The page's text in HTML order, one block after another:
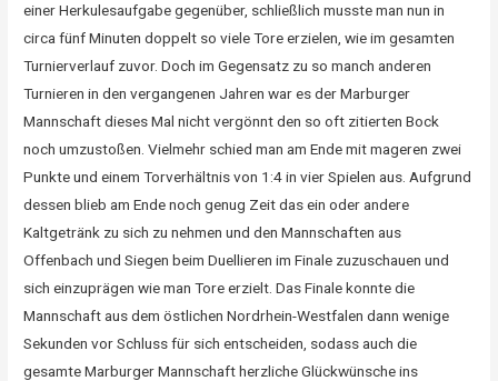
einer Herkulesaufgabe gegenüber, schließlich musste man nun in
circa fünf Minuten doppelt so viele Tore erzielen, wie im gesamten
Turnierverlauf zuvor. Doch im Gegensatz zu so manch anderen
Turnieren in den vergangenen Jahren war es der Marburger
Mannschaft dieses Mal nicht vergönnt den so oft zitierten Bock
noch umzustoßen. Vielmehr schied man am Ende mit mageren zwei
Punkte und einem Torverhältnis von 1:4 in vier Spielen aus. Aufgrund
dessen blieb am Ende noch genug Zeit das ein oder andere
Kaltgetränk zu sich zu nehmen und den Mannschaften aus
Offenbach und Siegen beim Duellieren im Finale zuzuschauen und
sich einzuprägen wie man Tore erzielt. Das Finale konnte die
Mannschaft aus dem östlichen Nordrhein-Westfalen dann wenige
Sekunden vor Schluss für sich entscheiden, sodass auch die
gesamte Marburger Mannschaft herzliche Glückwünsche ins